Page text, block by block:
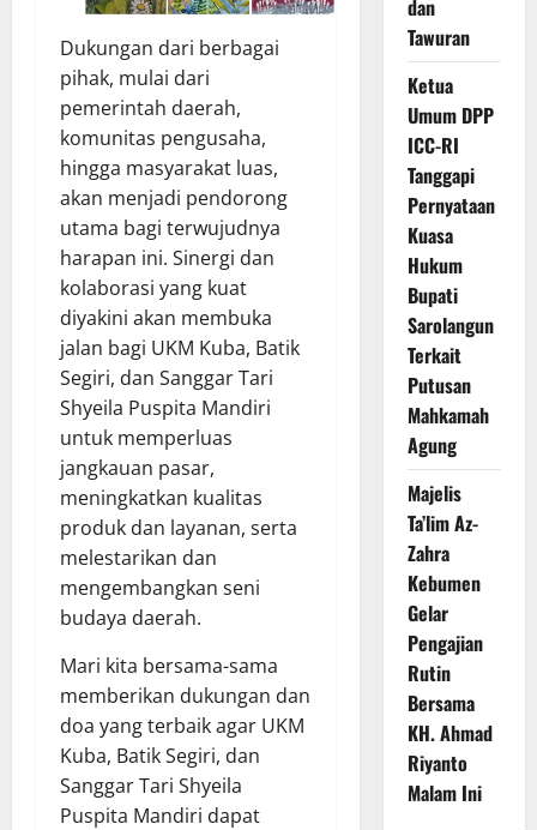
Dukungan dari berbagai
pihak, mulai dari
pemerintah daerah,
komunitas pengusaha,
hingga masyarakat luas,
akan menjadi pendorong
utama bagi terwujudnya
harapan ini. Sinergi dan
kolaborasi yang kuat
diyakini akan membuka
jalan bagi UKM Kuba, Batik
Segiri, dan Sanggar Tari
Shyeila Puspita Mandiri
untuk memperluas
jangkauan pasar,
meningkatkan kualitas
produk dan layanan, serta
melestarikan dan
mengembangkan seni
budaya daerah.
Mari kita bersama-sama
memberikan dukungan dan
doa yang terbaik agar UKM
Kuba, Batik Segiri, dan
Sanggar Tari Shyeila
Puspita Mandiri dapat
dan
Tawuran
Ketua
Umum DPP
ICC-RI
Tanggapi
Pernyataan
Kuasa
Hukum
Bupati
Sarolangun
Terkait
Putusan
Mahkamah
Agung
Majelis
Ta’lim Az-
Zahra
Kebumen
Gelar
Pengajian
Rutin
Bersama
KH. Ahmad
Riyanto
Malam Ini